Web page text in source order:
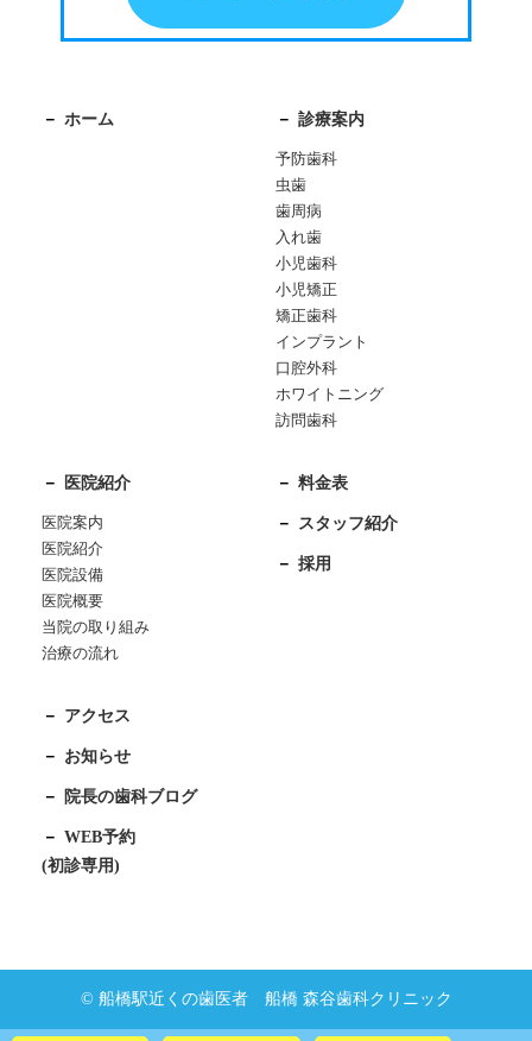
ホーム 診療案内
予防歯科
虫歯
歯周病
入れ歯
小児歯科
小児矯正
矯正歯科
インプラント
口腔外科
ホワイトニング
訪問歯科
医院紹介
医院案内
医院紹介
医院設備
医院概要
当院の取り組み
治療の流れ
料金表
スタッフ紹介
採用
アクセス
お知らせ
院長の歯科ブログ
WEB予約
(初診専用)
© 船橋駅近くの歯医者 船橋 森谷歯科クリニック